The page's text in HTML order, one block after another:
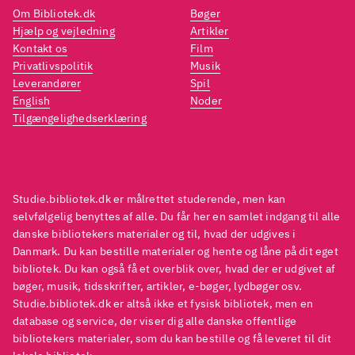
Studie.bibliotek.dk er målrettet studerende, men kan
selvfølgelig benyttes af alle. Du får her en samlet indgang til alle
danske bibliotekers materialer og til, hvad der udgives i
Danmark. Du kan bestille materialer og hente og låne på dit eget
bibliotek. Du kan også få et overblik over, hvad der er udgivet af
bøger, musik, tidsskrifter, artikler, e-bøger, lydbøger osv.
Studie.bibliotek.dk er altså ikke et fysisk bibliotek, men en
database og service, der viser dig alle danske offentlige
bibliotekers materialer, som du kan bestille og få leveret til dit
Om Bibliotek.dk
Hjælp og vejledning
Kontakt os
Privatlivspolitik
Leverandører
English
Tilgængelighedserklæring
Bøger
Artikler
Film
Musik
Spil
Noder